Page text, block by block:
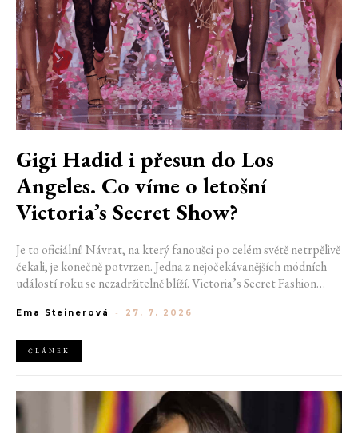
Gigi Hadid i přesun do Los
Angeles. Co víme o letošní
Victoria’s Secret Show?
Je to oficiální! Návrat, na který fanoušci po celém světě netrpělivě
čekali, je konečně potvrzen. Jedna z nejočekávanějších módních
událostí roku se nezadržitelně blíží. Victoria’s Secret Fashion
už potvrdili místo konání i jméno první modelky, která se letos
Ema Steinerová - 27. 7. 2026
ČLÁNEK